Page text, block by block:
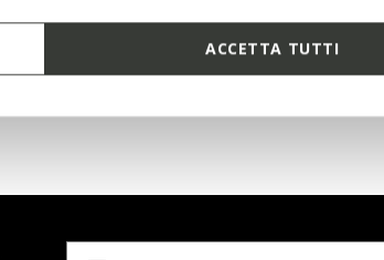
ACCETTA TUTTI